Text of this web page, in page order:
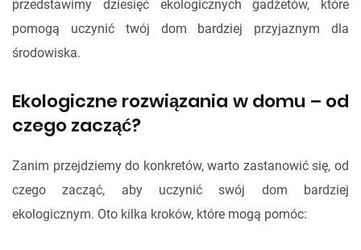
przedstawimy dziesięć ekologicznych gadżetów, które
pomogą uczynić twój dom bardziej przyjaznym dla
środowiska.
Ekologiczne rozwiązania w domu – od
czego zacząć?
Zanim przejdziemy do konkretów, warto zastanowić się, od
czego zacząć, aby uczynić swój dom bardziej
ekologicznym. Oto kilka kroków, które mogą pomóc: